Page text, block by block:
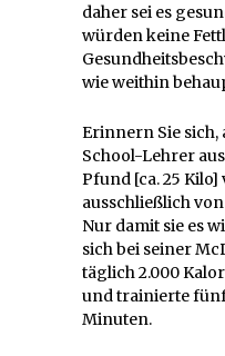
daher sei es
würden keine
wie weithin
Erinnern Sie sich,
School-Lehrer
Pfund [ca. 25
ausschließlich
Nur damit sie es
sich bei seiner
täglich 2.000
und trainierte
Minuten.